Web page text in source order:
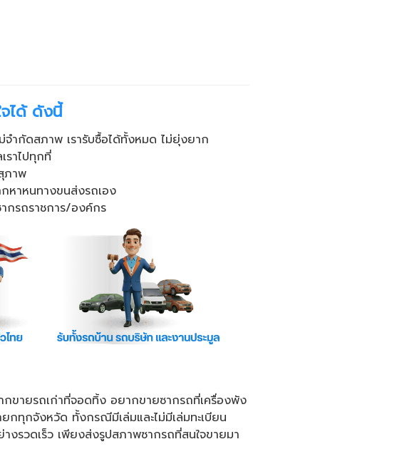
จได้ ดังนี้
จำกัดสภาพ เรารับซื้อได้ทั้งหมด ไม่ยุ่งยาก
ราไปทุกที่
ภาพ
หาหนทางขนส่งรถเอง
กรถราชการ/องค์กร
ขายรถเก่าที่จอดทิ้ง อยากขายซากรถที่เครื่องพัง
ทุกจังหวัด ทั้งกรณีมีเล่มและไม่มีเล่มทะเบียน
างรวดเร็ว เพียงส่งรูปสภาพซากรถที่สนใจขายมา